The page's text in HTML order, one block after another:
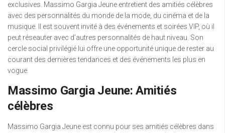
exclusives. Massimo Gargia Jeune entretient des amitiés célèbres
avec des personnalités du monde de la mode, du cinéma et de la
musique. Il est souvent invité à des événements et soirées VIP, où il
peut réseauter avec d’autres personnalités de haut niveau. Son
cercle social privilégié lui offre une opportunité unique de rester au
courant des dernières tendances et des événements les plus en
vogue.
Massimo Gargia Jeune: Amitiés
célèbres
Massimo Gargia Jeune est connu pour ses amitiés célèbres dans